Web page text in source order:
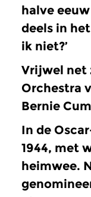
halve
deels in
ik niet?’
Vrijwel net
Orchestra
Bernie
In de
1944, met
heimwee.